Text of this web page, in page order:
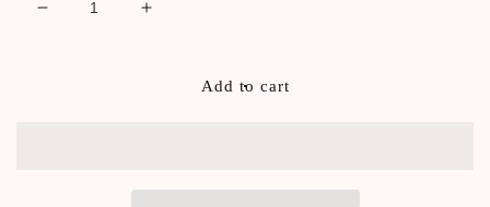
Decrease
Increase
ズ
Add to cart